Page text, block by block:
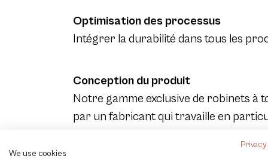
Optimisation des processus
Intégrer la durabilité dans tous les
Conception du produit
Notre gamme exclusive de robinets à
par un fabricant qui travaille en
matériaux d’emballage certifiés FSC
We use cookies